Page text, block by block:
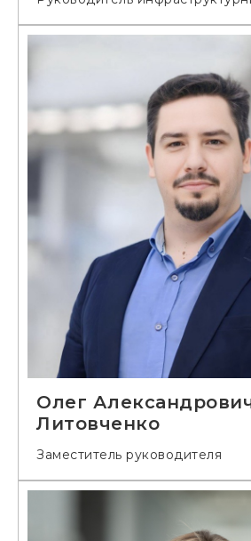
Олег
Литовченко
Заместитель руководителя